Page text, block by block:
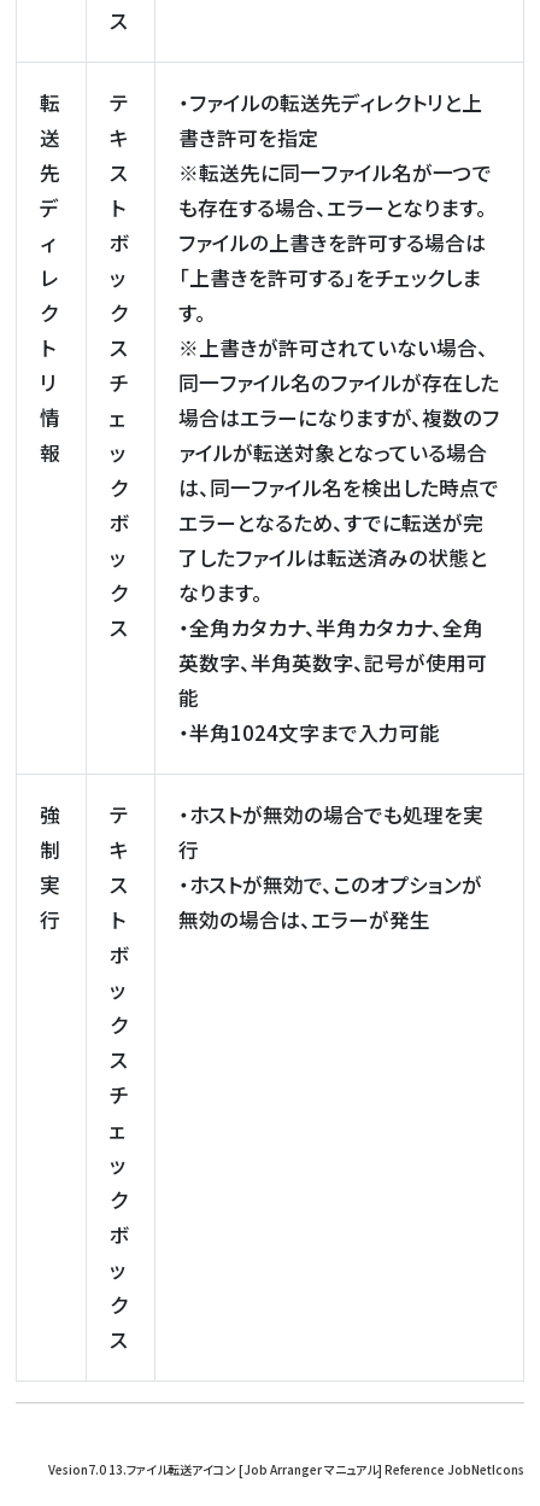
ス
転
送
先
デ
ィ
レ
ク
ト
リ
情
報
テ
キ
ス
ト
ボ
ッ
ク
ス
チ
ェ
ッ
ク
ボ
ッ
ク
ス
・ファイルの転送先ディレクトリと上
書き許可を指定
※転送先に同一ファイル名が一つで
も存在する場合、エラーとなります。
ファイルの上書きを許可する場合は
「上書きを許可する」をチェックしま
す。
※上書きが許可されていない場合、
同一ファイル名のファイルが存在した
場合はエラーになりますが、複数のフ
ァイルが転送対象となっている場合
は、同一ファイル名を検出した時点で
エラーとなるため、すでに転送が完
了したファイルは転送済みの状態と
なります。
・全角カタカナ、半角カタカナ、全角
英数字、半角英数字、記号が使用可
能
・半角1024文字まで入力可能
強
制
実
行
テ
キ
ス
ト
ボ
ッ
ク
ス
チ
ェ
ッ
ク
ボ
ッ
ク
ス
・ホストが無効の場合でも処理を実
行
・ホストが無効で、このオプションが
無効の場合は、エラーが発生
Vesion7.0 13.ファイル転送アイコン [Job Arranger マニュアル] Reference JobNetIcons